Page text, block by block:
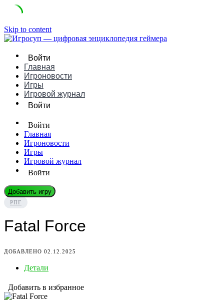
Skip to content
Войти
Главная
Игроновости
Игры
Игровой журнал
Войти
Войти
Главная
Игроновости
Игры
Игровой журнал
Войти
Добавить игру
РПГ
Fatal Force
ДОБАВЛЕНО 02.12.2025
Детали
Добавить в избранное